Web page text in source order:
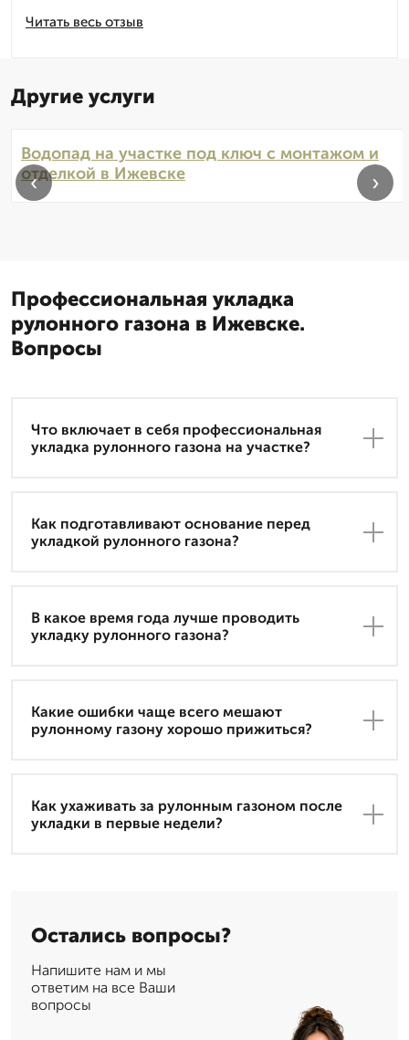
Читать весь отзыв
Другие услуги
Водопад на участке под ключ с монтажом и
отделкой в Ижевске
‹ ›
Профессиональная укладка
рулонного газона в Ижевске.
Вопросы
Что включает в себя профессиональная
укладка рулонного газона на участке?
Как подготавливают основание перед
укладкой рулонного газона?
В какое время года лучше проводить
укладку рулонного газона?
Какие ошибки чаще всего мешают
рулонному газону хорошо прижиться?
Как ухаживать за рулонным газоном после
укладки в первые недели?
Остались вопросы?
Напишите нам и мы
ответим на все Ваши
вопросы